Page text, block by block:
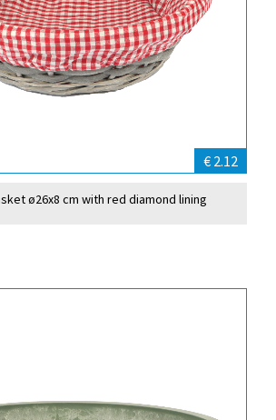
€ 2.12
ø26x8 cm with red diamond lining